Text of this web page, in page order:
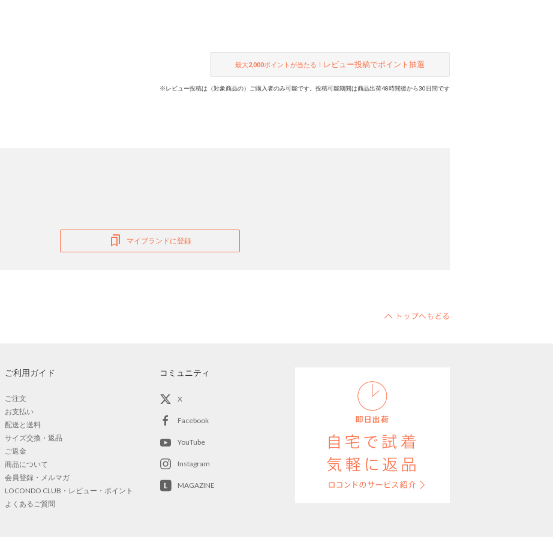
最大2,000ポイントが当たる！ レビュー投稿でポイント抽選
※レビュー投稿は（対象商品の）ご購入者のみ可能です。投稿可能期間は商品出荷48時間後から30日間です
マイブランドに登録
ご利用ガイド
ご注文
お支払い
配送と送料
サイズ交換・返品
ご返金
商品について
会員登録・メルマガ
LOCONDO CLUB・レビュー・ポイント
よくあるご質問
コミュニティ
X
Facebook
YouTube
Instagram
MAGAZINE